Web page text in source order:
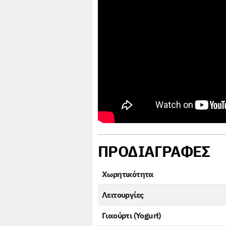
ΠΡΟΔΙΑΓΡΑΦΕΣ
Χωρητικότητα
Λειτουργίες
Гιαούρτι (Yogurt)